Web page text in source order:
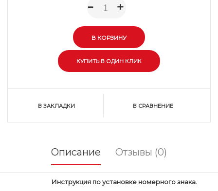
- +
В ЗАКЛАДКИ В СРАВНЕНИЕ
Описание Отзывы (0)
Инструкция по установке номерного знака.